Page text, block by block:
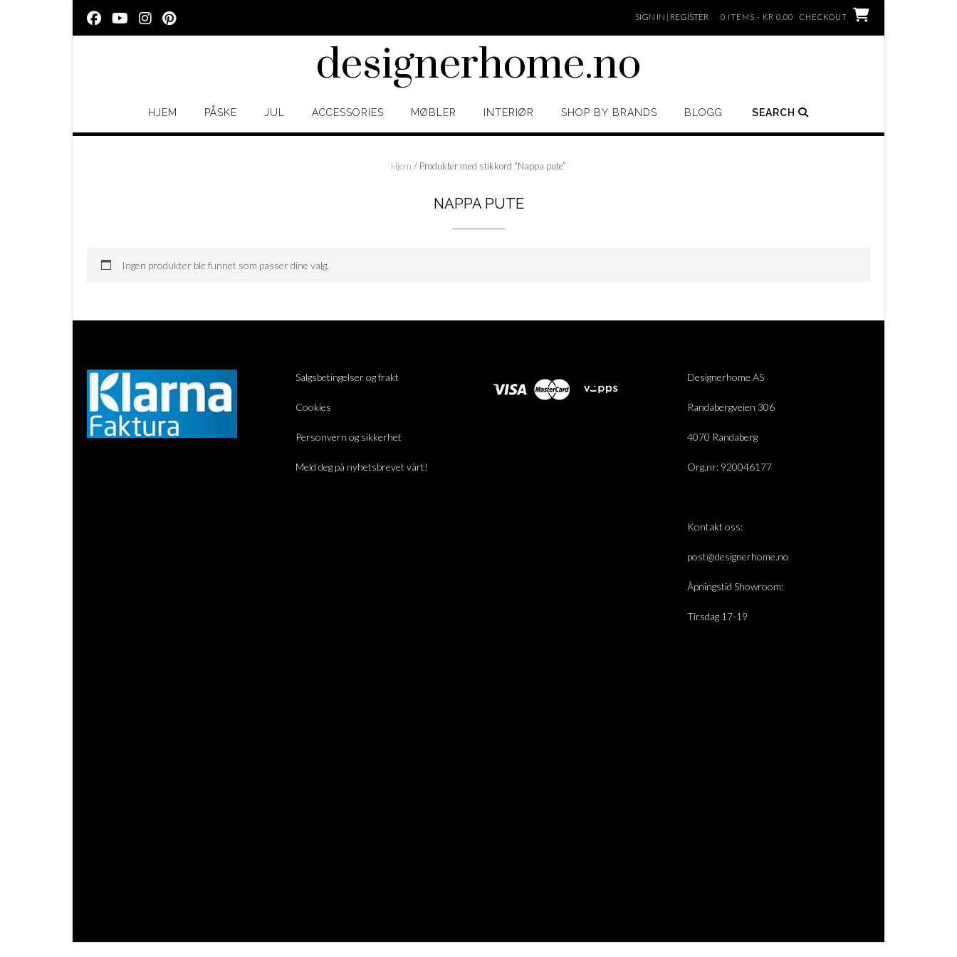
SIGN IN | REGISTER 0 ITEMS - KR 0,00 CHECKOUT
designerhome.no
HJEM PÅSKE JUL ACCESSORIES MØBLER INTERIØR SHOP BY BRANDS BLOGG SEARCH
Hjem / Produkter med stikkord “Nappa pute”
NAPPA PUTE
Ingen produkter ble funnet som passer dine valg.
Salgsbetingelser og frakt
Cookies
Personvern og sikkerhet
Meld deg på nyhetsbrevet vårt!
Designerhome AS
Randabergveien 306
4070 Randaberg
Org.nr: 920046177
Kontakt oss:
post@designerhome.no
Åpningstid Showroom:
Tirsdag 17-19